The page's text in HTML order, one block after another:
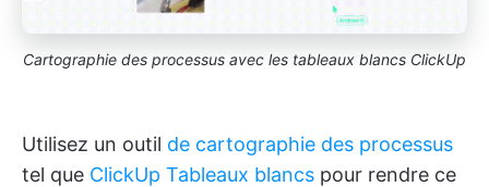
Cartographie des processus avec les tableaux blancs ClickUp
Utilisez un outil de cartographie des processus
tel que ClickUp Tableaux blancs pour rendre ce